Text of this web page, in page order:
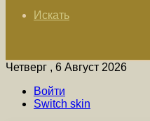
Искать
Четверг , 6 Август 2026
Войти
Switch skin